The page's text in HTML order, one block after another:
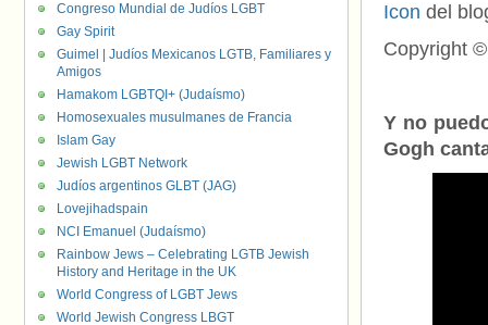
Icon del
Copyright
Y no
Gogh
Congreso Mundial de Judíos LGBT
Gay Spirit
Guimel | Judíos Mexicanos LGTB, Familiares y
Amigos
Hamakom LGBTQI+ (Judaísmo)
Homosexuales musulmanes de Francia
Islam Gay
Jewish LGBT Network
Judíos argentinos GLBT (JAG)
Lovejihadspain
NCI Emanuel (Judaísmo)
Rainbow Jews – Celebrating LGTB Jewish
History and Heritage in the UK
World Congress of LGBT Jews
World Jewish Congress LBGT